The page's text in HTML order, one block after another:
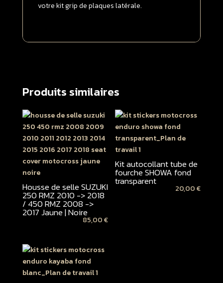
votre kit grip de plaques latérale.
Produits similaires
Housse de selle SUZUKI
250 RMZ 2010 -> 2018
/ 450 RMZ 2008 ->
2017 Jaune | Noire
85,00€
Kit autocollant tube de
fourche SHOWA fond
transparent
20,00€